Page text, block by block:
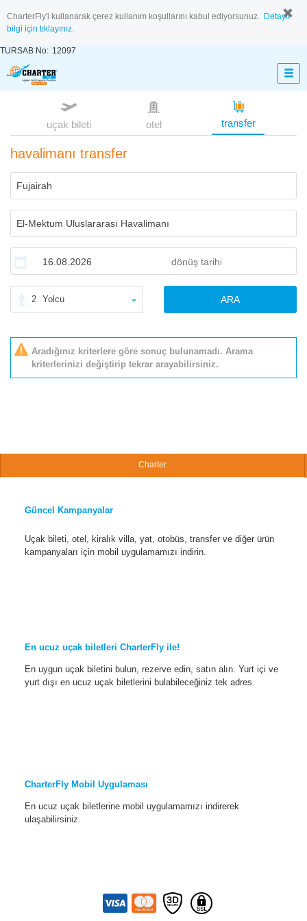
CharterFly'i kullanarak çerez kullanım koşullarını kabul ediyorsunuz. Detaylı
bilgi için tıklayınız.
TURSAB No: 12097
uçak bileti otel transfer
havalimanı transfer
2 Yolcu ARA
Aradığınız kriterlere göre sonuç bulunamadı. Arama
kriterlerinizi değiştirip tekrar arayabilirsiniz.
Charter
Güncel Kampanyalar
Uçak bileti, otel, kiralık villa, yat, otobüs, transfer ve diğer ürün
kampanyaları için mobil uygulamamızı indirin.
En ucuz uçak biletleri CharterFly ile!
En uygun uçak biletini bulun, rezerve edin, satın alın. Yurt içi ve
yurt dışı en ucuz uçak biletlerini bulabileceğiniz tek adres.
CharterFly Mobil Uygulaması
En ucuz uçak biletlerine mobil uygulamamızı indirerek
ulaşabilirsiniz.